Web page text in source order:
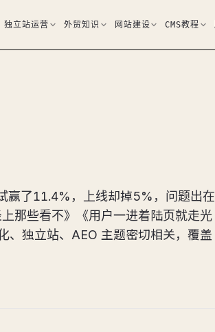
独立站运营 外贸知识 网站建设 CMS教程
赢了11.4%，上线却掉5%，问题出在
那些看不》《用户一进着陆页就走光
、独立站、AEO 主题密切相关，覆盖